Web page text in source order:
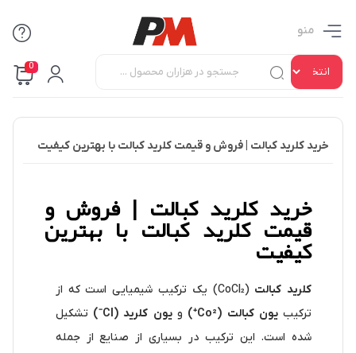
منو
0
خرید کلرید کبالت | فروش و قیمت کلرید کبالت با بهترین کیفیت
خرید کلرید کبالت | فروش و
قیمت کلرید کبالت با بهترین
کیفیت
کلرید کبالت
(CoCl₂) یک ترکیب شیمیایی است که از
ترکیبیون کبالت (Co²⁺) ویون کلرید (Cl⁻)
تشکیل
شده است. این ترکیب در بسیاری از صنایع از جمله